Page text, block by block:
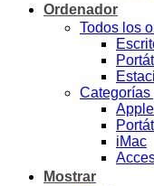
Ordenador
Todos los
iMac
Mostrar